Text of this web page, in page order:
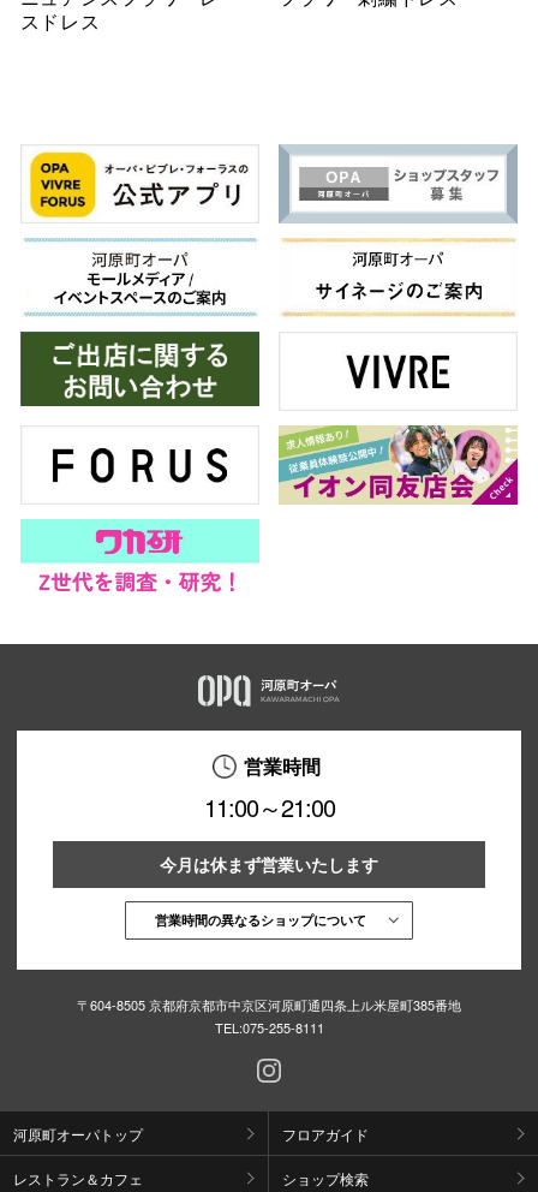
スドレス
営業時間
11:00～21:00
今月は休まず営業いたします
営業時間の異なるショップについて
〒604-8505 京都府京都市中京区河原町通四条上ル米屋町385番地
TEL:075-255-8111
河原町オーパトップ フロアガイド
レストラン＆カフェ ショップ検索